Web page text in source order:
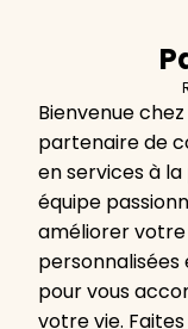
Bienvenue chez
partenaire de
en services à
équipe
améliorer
personnalisées
pour vous
votre vie. Faites